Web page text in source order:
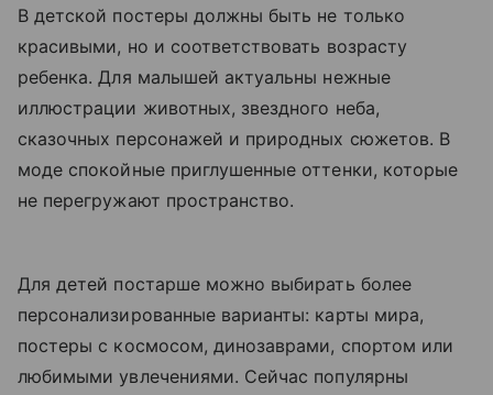
В детской постеры должны быть не только
красивыми, но и соответствовать возрасту
ребенка. Для малышей актуальны нежные
иллюстрации животных, звездного неба,
сказочных персонажей и природных сюжетов. В
моде спокойные приглушенные оттенки, которые
не перегружают пространство.
Для детей постарше можно выбирать более
персонализированные варианты: карты мира,
постеры с космосом, динозаврами, спортом или
любимыми увлечениями. Сейчас популярны